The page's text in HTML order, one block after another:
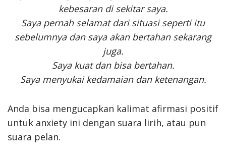
kebesaran di sekitar saya.
Saya pernah selamat dari situasi seperti itu
sebelumnya dan saya akan bertahan sekarang
juga.
Saya kuat dan bisa bertahan.
Saya menyukai kedamaian dan ketenangan.
Anda bisa mengucapkan kalimat afirmasi positif
untuk anxiety ini dengan suara lirih, atau pun
suara pelan.